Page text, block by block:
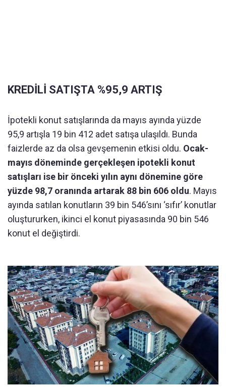
KREDİLİ SATIŞTA %95,9 ARTIŞ
İpotekli konut satışlarında da mayıs ayında yüzde
95,9 artışla 19 bin 412 adet satışa ulaşıldı. Bunda
faizlerde az da olsa gevşemenin etkisi oldu. Ocak-
mayıs döneminde gerçekleşen ipotekli konut
satışları ise bir önceki yılın aynı dönemine göre
yüzde 98,7 oranında artarak 88 bin 606 oldu. Mayıs
ayında satılan konutların 39 bin 546’sını ‘sıfır’ konutlar
oluştururken, ikinci el konut piyasasında 90 bin 546
konut el değiştirdi.